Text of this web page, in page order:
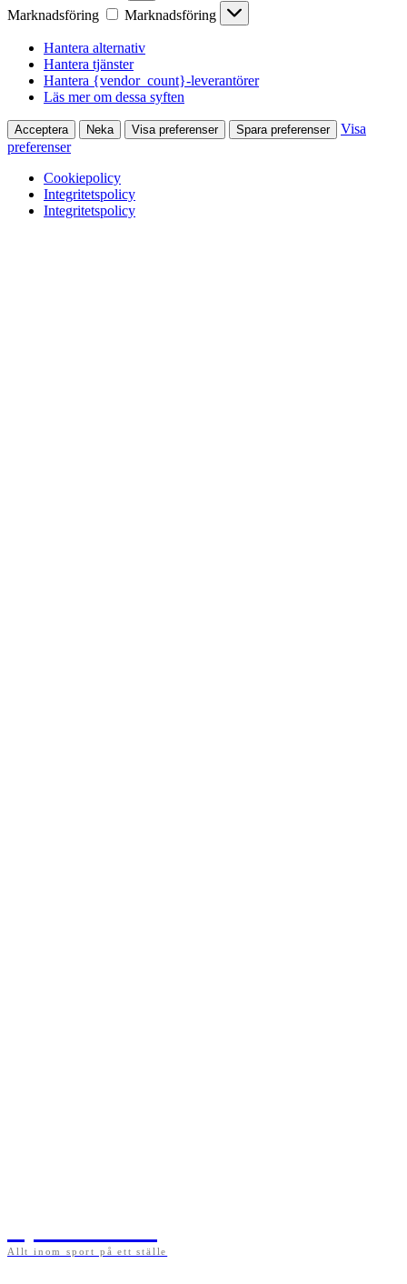
Marknadsföring
Marknadsföring
Hantera alternativ
Hantera tjänster
Hantera {vendor_count}-leverantörer
Läs mer om dessa syften
Acceptera Neka Visa preferenser Spara preferenser
Visa
preferenser
Cookiepolicy
Integritetspolicy
Integritetspolicy
Allt inom sport på ett ställe